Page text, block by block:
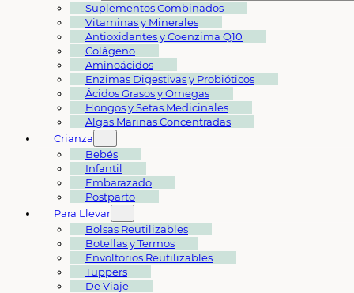
Suplementos Combinados
Vitaminas y Minerales
Antioxidantes y Coenzima Q10
Colágeno
Aminoácidos
Enzimas Digestivas y Probióticos
Ácidos Grasos y Omegas
Hongos y Setas Medicinales
Algas Marinas Concentradas
Crianza
Bebés
Infantil
Embarazado
Postparto
Para Llevar
Bolsas Reutilizables
Botellas y Termos
Envoltorios Reutilizables
Tuppers
De Viaje